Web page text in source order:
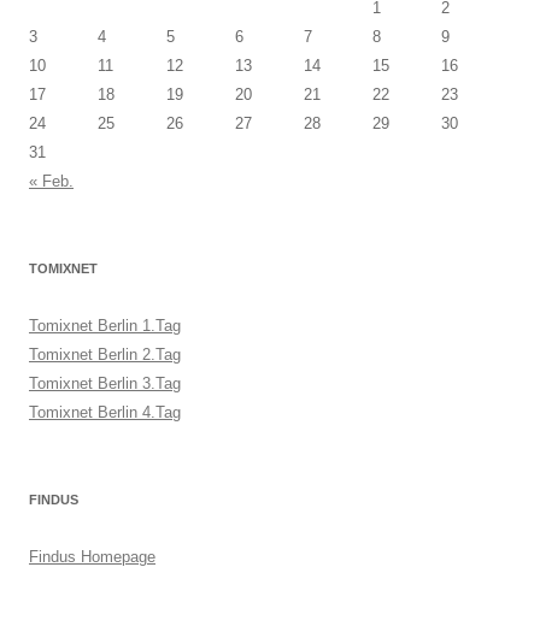
1
2
3
4 5 6 7 8
9
10
11 12 13 14 15
16
17
18 19 20 21 22
23
24
25 26 27 28 29
30
31
« Feb.
TOMIXNET
Tomixnet Berlin 1.Tag
Tomixnet Berlin 2.Tag
Tomixnet Berlin 3.Tag
Tomixnet Berlin 4.Tag
FINDUS
Findus Homepage